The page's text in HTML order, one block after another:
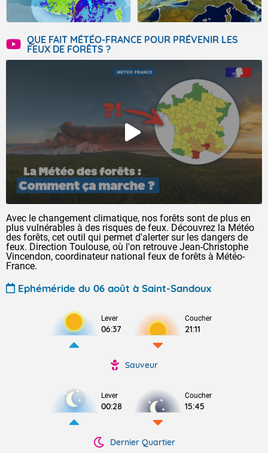
QUE FAIT MÉTÉO-FRANCE POUR PRÉVENIR LES
FEUX DE FORÊTS ?
Avec le changement climatique, nos forêts sont de plus en
plus vulnérables à des risques de feux. Découvrez la Météo
des forêts, cet outil qui permet d'alerter sur les dangers de
feux. Direction Toulouse, où l'on retrouve Jean-Christophe
Vincendon, coordinateur national feux de forêts à Météo-
France.
Ephéméride du 06 août à Saint-Sandoux
Lever
06:37
Coucher
21:11
Sauveur
Lever
00:28
Coucher
15:45
Dernier Quartier